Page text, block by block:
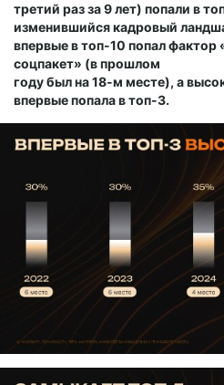
третий раз за 9 лет) попали в
изменившийся кадровый
впервые в топ-10 попал фактор
соцпакет» (в прошлом
году был на 18-м месте), а
впервые попала в топ-3.